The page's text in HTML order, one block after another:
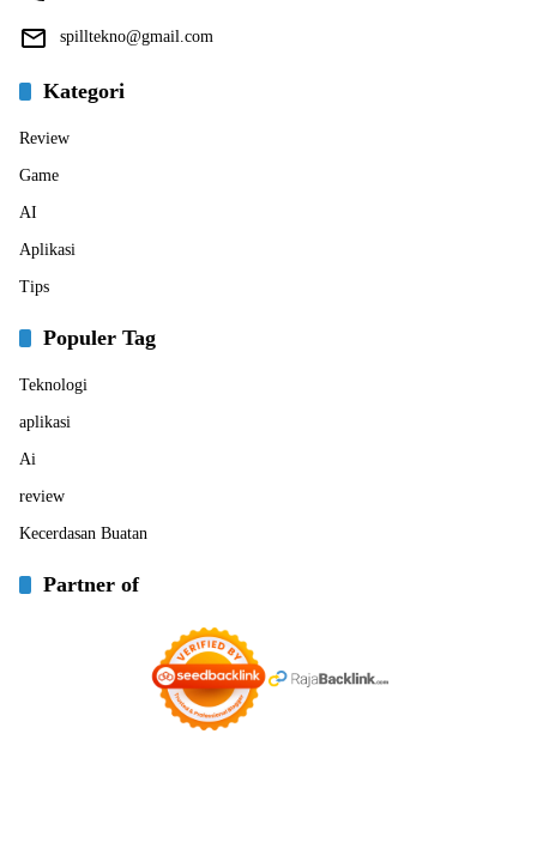
spilltekno@gmail.com
Kategori
Review
Game
AI
Aplikasi
Tips
Populer Tag
Teknologi
aplikasi
Ai
review
Kecerdasan Buatan
Partner of